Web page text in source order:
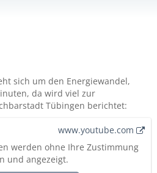
sich um den Energiewandel,
da wird viel zur
Tübingen berichtet:
www.youtube.com
werden ohne Ihre Zustimmung
und angezeigt.